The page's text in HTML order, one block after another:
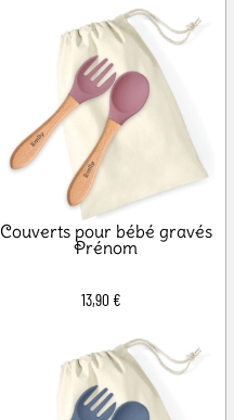
Couverts pour bébé gravés
Prénom
13,90 €